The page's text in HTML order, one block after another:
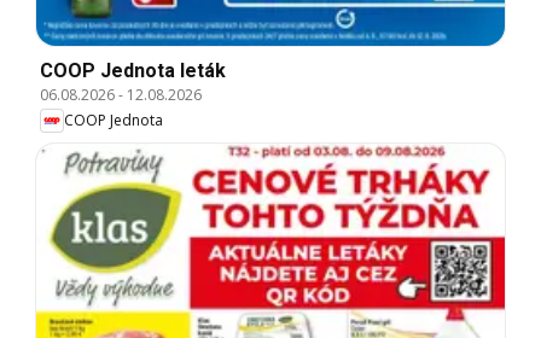
COOP Jednota leták
06.08.2026- 12.08.2026
COOP Jednota